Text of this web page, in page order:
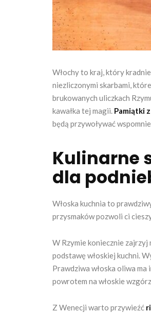
Włochy to kraj, który
niezliczonymi skarbami,
brukowanych uliczkach
kawałka tej magii. Pamiątki
będą przywoływać
Kulinarne
dla
Włoska kuchnia to
przysmaków pozwoli ci
W Rzymie koniecznie zajrzyj
podstawę włoskiej kuchni.
Prawdziwa włoska oliwa
powrotem na włoskie
Z Wenecji warto przywieźć